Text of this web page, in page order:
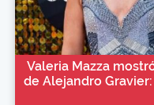
Valeria Mazza
de Alejandro